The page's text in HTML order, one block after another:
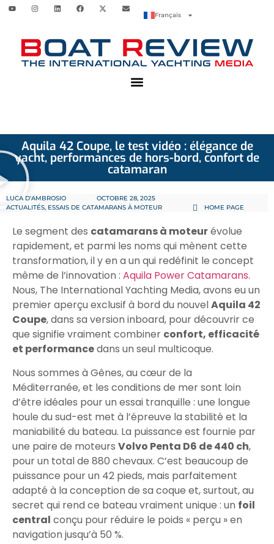
Français
Aquila 42 Coupe, le test vidéo : élégance de
yacht, performances de hors-bord, confort de
catamaran
LUCA D'AMBROSIO
OCTOBRE 28, 2025
ACTUALITÉS, ESSAIS DE CATAMARANS À MOTEUR HOME PAGE
Le segment des catamarans à moteurévolue
rapidement, et parmi les noms qui mènent cette
transformation, il y en a un qui redéfinit le concept
même de l’innovation : Aquila Power Catamarans.
Nous, The International Yachting Media, avons eu un
premier aperçu exclusif à bord du nouvelAquila 42
Coupe, dans sa version inboard, pour découvrir ce
que signifie vraiment combiner confort, efficacité
et performancedans un seul multicoque.
Nous sommes à Gênes, au cœur de la
Méditerranée, et les conditions de mer sont loin
d’être idéales pour un essai tranquille : une longue
houle du sud-est met à l’épreuve la stabilité et la
maniabilité du bateau. La puissance est fournie par
une paire de moteurs Volvo Penta D6 de 440 ch,
pour un total de 880 chevaux. C’est beaucoup de
puissance pour un 42 pieds, mais parfaitement
adapté à la conception de sa coque et, surtout, au
secret qui rend ce bateau vraiment unique : un foil
central conçu pour réduire le poids « perçu » en
navigation jusqu’à 50 %.